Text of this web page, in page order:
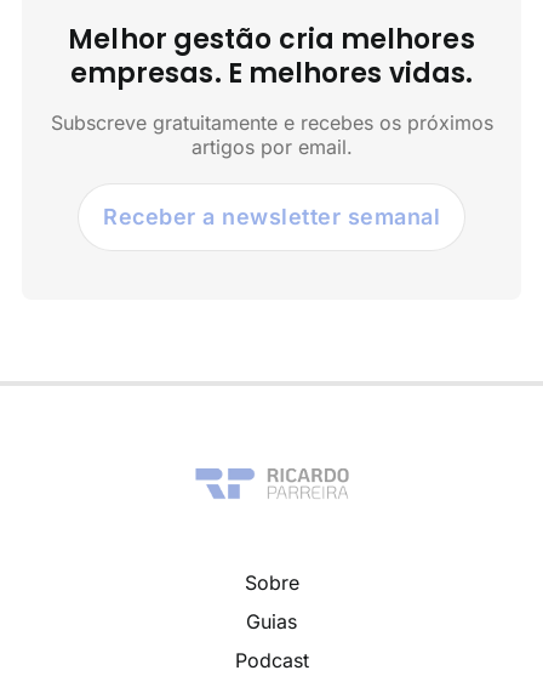
Melhor gestão cria melhores
empresas. E melhores vidas.
Subscreve gratuitamente e recebes os próximos
artigos por email.
Receber a newsletter semanal
Sobre
Guias
Podcast